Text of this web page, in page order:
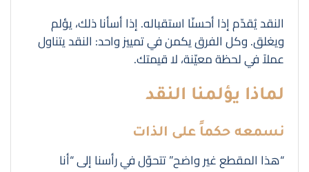
النقد يُقدّم إذا أحسنّا استقباله. إذا أسأنا ذلك، يؤلم
ويغلق. وكل الفرق يكمن في تمييز واحد: النقد يتناول
عملاً في لحظة معيّنة، لا قيمتك.
لماذا يؤلمنا النقد
نسمعه حكماً على الذات
“هذا المقطع غير واضح” تتحوّل في رأسنا إلى “أنا